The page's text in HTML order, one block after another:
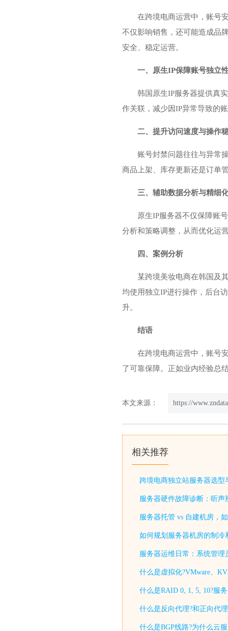
在跨境电商运营中，账号
不仅影响销售，还可能造成品
安全、稳定运营。
一、原生IP保障账号独立
韩国原生IP服务器提供真
作关联，减少因IP异常导致的
二、提升访问速度与操作
账号封禁问题往往与异常
商品上架、库存更新还是订单
三、辅助数据分析与精细
原生IP服务器不仅保障账
分析和策略调整，从而优化运
四、案例分析
某跨境美妆电商在韩国及
均使用独立IP进行操作，后台
升。
结语
在跨境电商运营中，账号
了可靠保障。正如业内经验总
本文来源： https://
相关推荐
跨境电商独立站服务器选型
服务器硬件故障诊断：听声
服务器托管 vs 自建机房，
如何规划服务器机房的制冷
服务器运维日常：系统管理
什么是虚拟化?VMware、
什么是RAID 0, 1, 5, 10?服
什么是反向代理?和正向代
什么是BGP线路?为什么云